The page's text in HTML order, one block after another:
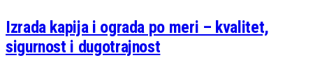
Izrada kapija i ograda po meri – kvalitet,
sigurnost i dugotrajnost